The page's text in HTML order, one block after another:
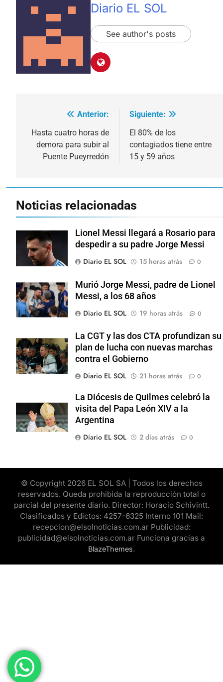
Diario EL SOL
See author's posts
Navegación
de
entradas
Anterior:
Hasta cuatro horas de
demora para subir al
Puente Pueyrredón
Siguiente:
El 80% de los
contagiados tiene entre
15 y 59 años
Noticias relacionadas
Lionel Messi llegará a Rosario para
despedir a su padre Jorge Messi
Diario EL SOL
15 horas atrás 0
Murió Jorge Messi, padre de Lionel
Messi, a los 68 años
Diario EL SOL
19 horas atrás 0
La CGT y las dos CTA profundizan su
plan de lucha con nuevas marchas
contra el Gobierno
Diario EL SOL
21 horas atrás 0
La Diócesis de Quilmes celebró la
visita del Papa León XIV a la
Argentina
Diario EL SOL
2 días atrás 0
© Copyright 2026 EL SOL SA | Todos los derechos
reservados. Queda prohibida la reproducción total o
parcial del presente diario. Director: Horacio Schivintt.
Clasificados y Edictos: 4257-6325 Interno 101 Mail:
recepcion@elsolnoticias.com.ar Publicidad:
publicidad@elsolnoticias.com.ar Funciona gracias a
BlazeThemes.